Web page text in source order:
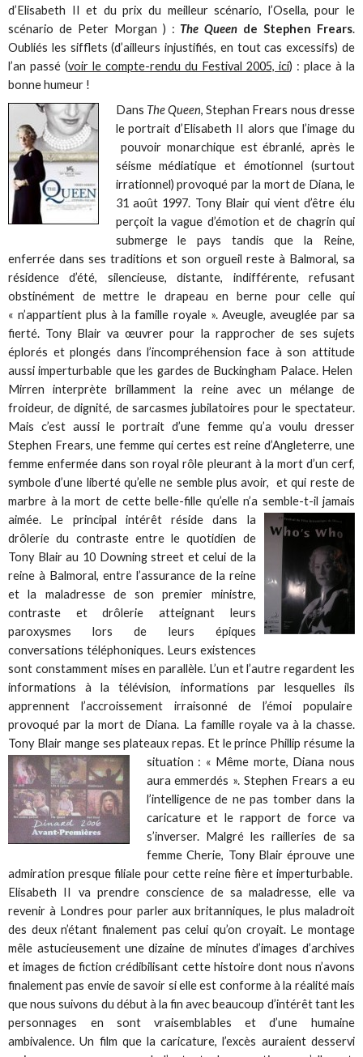
d’Elisabeth II et du prix du meilleur scénario, l’Osella, pour le
scénario de Peter Morgan ) : The Queen de Stephen Frears.
Oubliés les sifflets (d’ailleurs injustifiés, en tout cas excessifs) de
l’an passé (voir le compte-rendu du Festival 2005, ici) : place à la
bonne humeur !
Dans The Queen, Stephan Frears nous dresse
le portrait d’Elisabeth II alors que l’image du
pouvoir monarchique est ébranlé, après le
séisme médiatique et émotionnel (surtout
irrationnel) provoqué par la mort de Diana, le
31 août 1997. Tony Blair qui vient d’être élu
perçoit la vague d’émotion et de chagrin qui
submerge le pays tandis que la Reine,
enferrée dans ses traditions et son orgueil reste à Balmoral, sa
résidence d’été, silencieuse, distante, indifférente, refusant
obstinément de mettre le drapeau en berne pour celle qui
« n’appartient plus à la famille royale ». Aveugle, aveuglée par sa
fierté. Tony Blair va œuvrer pour la rapprocher de ses sujets
éplorés et plongés dans l’incompréhension face à son attitude
aussi imperturbable que les gardes de Buckingham Palace. Helen
Mirren interprète brillamment la reine avec un mélange de
froideur, de dignité, de sarcasmes jubilatoires pour le spectateur.
Mais c’est aussi le portrait d’une femme qu’a voulu dresser
Stephen Frears, une femme qui certes est reine d’Angleterre, une
femme enfermée dans son royal rôle pleurant à la mort d’un cerf,
symbole d’une liberté qu’elle ne semble plus avoir, et qui reste de
marbre à la mort de cette belle-fille qu’elle n’a semble-t-il jamais
aimée. Le principal intérêt réside dans la
drôlerie du contraste entre le quotidien de
Tony Blair au 10 Downing street et celui de la
reine à Balmoral, entre l’assurance de la reine
et la maladresse de son premier ministre,
contraste et drôlerie atteignant leurs
paroxysmes lors de leurs épiques
conversations téléphoniques. Leurs existences
sont constamment mises en parallèle. L’un et l’autre regardent les
informations à la télévision, informations par lesquelles ils
apprennent l’accroissement irraisonné de l’émoi populaire
provoqué par la mort de Diana. La famille royale va à la chasse.
Tony Blair mange ses plateaux repas. Et le prince Phillip résume la
situation : « Même morte, Diana nous
aura emmerdés ». Stephen Frears a eu
l’intelligence de ne pas tomber dans la
caricature et le rapport de force va
s’inverser. Malgré les railleries de sa
femme Cherie, Tony Blair éprouve une
admiration presque filiale pour cette reine fière et imperturbable.
Elisabeth II va prendre conscience de sa maladresse, elle va
revenir à Londres pour parler aux britanniques, le plus maladroit
des deux n’étant finalement pas celui qu’on croyait. Le montage
mêle astucieusement une dizaine de minutes d’images d’archives
et images de fiction crédibilisant cette histoire dont nous n’avons
finalement pas envie de savoir si elle est conforme à la réalité mais
que nous suivons du début à la fin avec beaucoup d’intérêt tant les
personnages en sont vraisemblables et d’une humaine
ambivalence. Un film que la caricature, l’excès auraient desservi